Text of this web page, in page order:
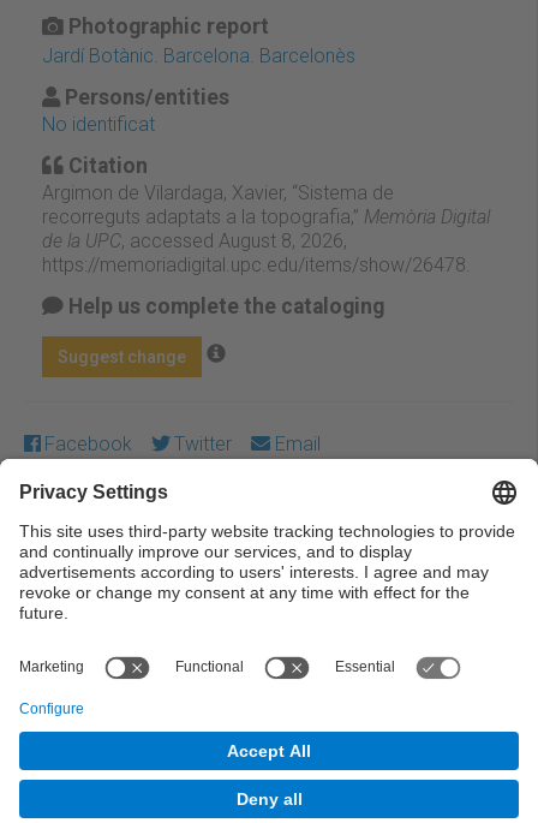
Photographic report
Jardí Botànic. Barcelona. Barcelonès
Persons/entities
No identificat
Citation
Argimon de Vilardaga, Xavier, “Sistema de
recorreguts adaptats a la topografia,” Memòria Digital
de la UPC, accessed August 8, 2026,
https://memoriadigital.upc.edu/items/show/26478
Help us complete the cataloging
Suggest change
Facebook Twitter Email
Except where otherwise noted, content on this work is
licensed under a Creative Commons license:Attribution-
NonCommercial-NoDerivs 4.0 Generic
© UPC Universitat Politècnica de Catalunya ·